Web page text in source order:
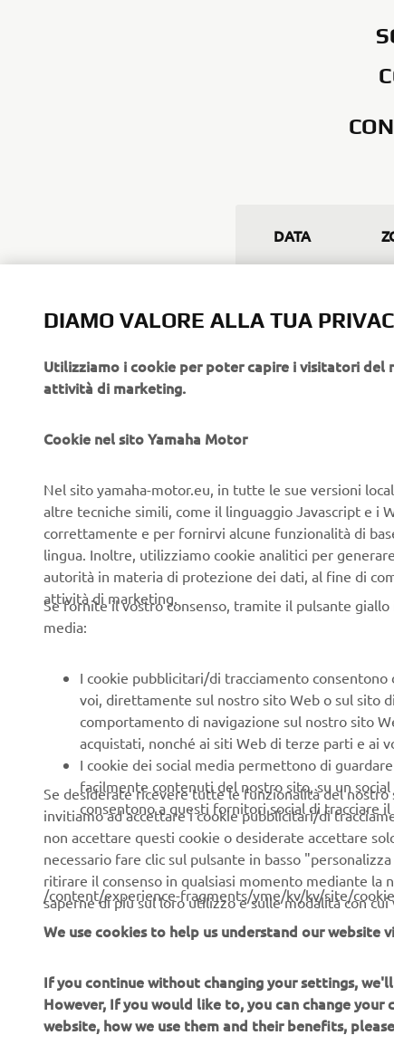
DATA
Settembre
Settembre
2026
11 Ottobre
17 Ottobre
2026
DIAMO VALORE ALLA TUA
Utilizziamo i cookie per poter capire i visitatori
attività di marketing.
Cookie nel sito Yamaha Motor
Nel sito yamaha-motor.eu, in tutte le sue versioni
altre tecniche simili, come il linguaggio Javascript e i
correttamente e per fornirvi alcune funzionalità di
lingua. Inoltre, utilizziamo cookie analitici per
autorità in materia di protezione dei dati, al fine di
attività di marketing.
Se fornite il vostro consenso, tramite il pulsante
media:
I cookie pubblicitari/di tracciamento
voi, direttamente sul nostro sito Web o sul sito
comportamento di navigazione sul nostro sito
acquistati, nonché ai siti Web di terze parti e ai
I cookie dei social media permettono di
facilmente contenuti del nostro sito, su un
consentono a questi fornitori social di tracciare
Se desiderate ricevere tutte le funzionalità del
invitiamo ad accettare i cookie pubblicitari/di
non accettare questi cookie o desiderate accettare
necessario fare clic sul pulsante in basso
ritirare il consenso in qualsiasi momento mediante la
saperne di più sul loro utilizzo e sulle modalità con
/content/experience-fragments/yme/kv/kv/site/
We use cookies to help us understand our website
If you continue without changing your settings,
However, If you would like to, you can change
website, how we use them and their benefits,